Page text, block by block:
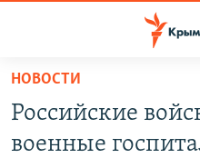
Вернуться
основному
содержанию
НОВОСТИ
Российские
военные